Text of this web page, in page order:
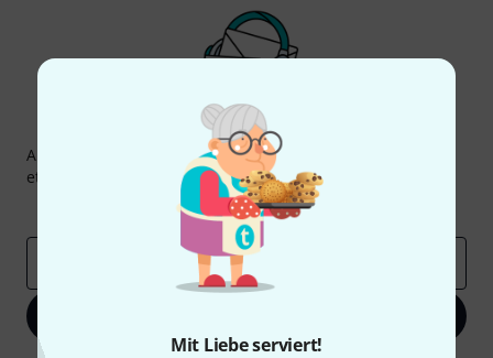
Mit Liebe serviert!
Thomann Newsletter
Abonniere den Thomann Newsletter und gewinne mit
etwas Glück einen von 50 Gutscheinenüber jeweils
Inspirierende Beiträge
Deals